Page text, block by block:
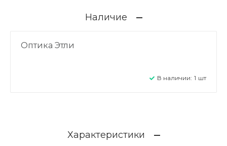
Наличие
Оптика Этли
В наличии: 1 шт
Характеристики